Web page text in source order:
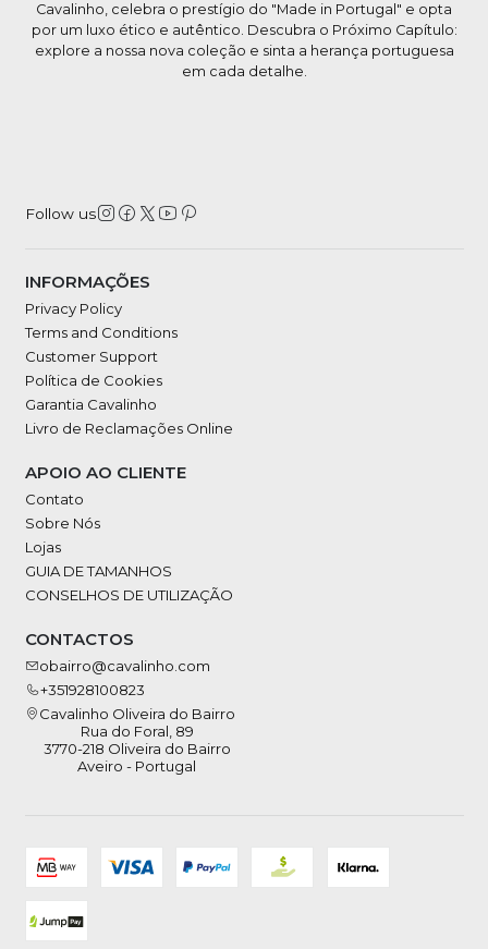
Cavalinho, celebra o prestígio do "Made in Portugal" e opta
por um luxo ético e autêntico. Descubra o Próximo Capítulo:
explore a nossa nova coleção e sinta a herança portuguesa
em cada detalhe.
Follow us
INFORMAÇÕES
Privacy Policy
Terms and Conditions
Customer Support
Política de Cookies
Garantia Cavalinho
Livro de Reclamações Online
APOIO AO CLIENTE
Contato
Sobre Nós
Lojas
GUIA DE TAMANHOS
CONSELHOS DE UTILIZAÇÃO
CONTACTOS
obairro@cavalinho.com
+351928100823
Cavalinho Oliveira do Bairro
Rua do Foral, 89
3770-218 Oliveira do Bairro
Aveiro - Portugal